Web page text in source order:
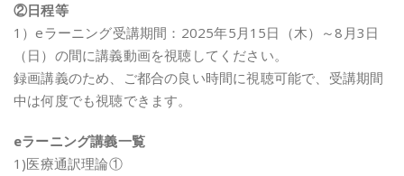
②日程等
1）eラーニング受講期間：2025年5月15日（木）～8月3日
（日）の間に講義動画を視聴してください。
録画講義のため、ご都合の良い時間に視聴可能で、受講期間
中は何度でも視聴できます。
eラーニング講義一覧
1)医療通訳理論①